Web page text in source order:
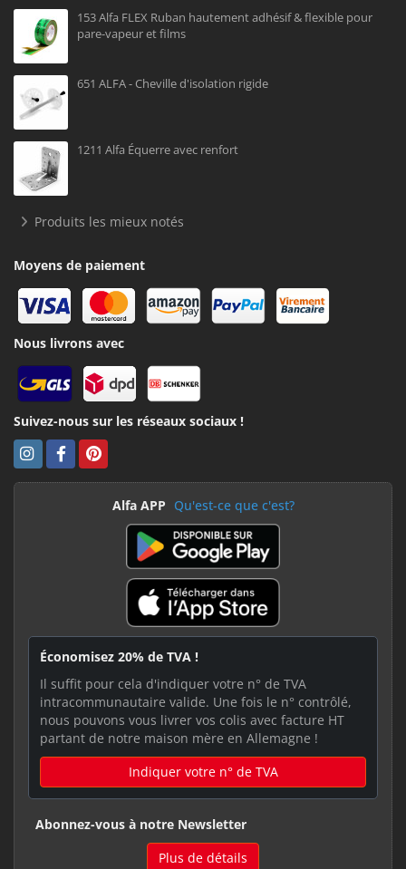
153 Alfa FLEX Ruban hautement adhésif & flexible pour
pare-vapeur et films
651 ALFA - Cheville d'isolation rigide
1211 Alfa Équerre avec renfort
Produits les mieux notés
Moyens de paiement
Nous livrons avec
Suivez-nous sur les réseaux sociaux !
Alfa APP Qu'est-ce que c'est?
Économisez 20% de TVA !
Il suffit pour cela d'indiquer votre n° de TVA
intracommunautaire valide. Une fois le n° contrôlé,
nous pouvons vous livrer vos colis avec facture HT
partant de notre maison mère en Allemagne !
Indiquer votre n° de TVA
Abonnez-vous à notre Newsletter
Plus de détails